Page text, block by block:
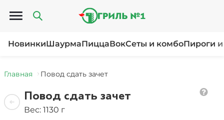
Открыть меню
НовинкиШаурмаПиццаВокСеты и комбоПироги
Главная Повод сдать зачет
Повод сдать зачет
Вес: 1130 г